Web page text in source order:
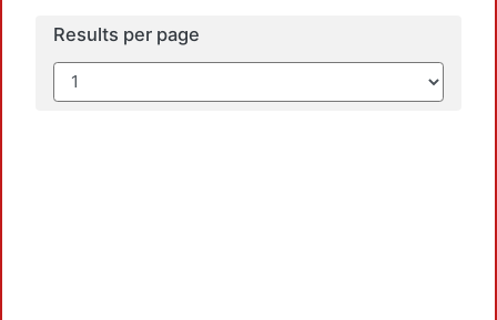
Results per page